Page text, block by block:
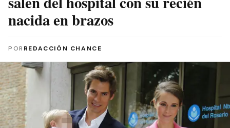
nacida en brazos
POR REDACCIÓN CHANCE